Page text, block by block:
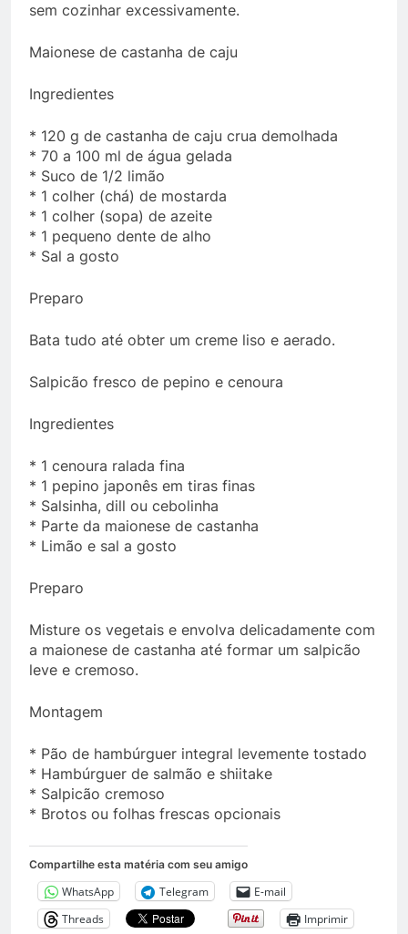
sem cozinhar excessivamente.
Maionese de castanha de caju
Ingredientes
* 120 g de castanha de caju crua demolhada
* 70 a 100 ml de água gelada
* Suco de 1/2 limão
* 1 colher (chá) de mostarda
* 1 colher (sopa) de azeite
* 1 pequeno dente de alho
* Sal a gosto
Preparo
Bata tudo até obter um creme liso e aerado.
Salpicão fresco de pepino e cenoura
Ingredientes
* 1 cenoura ralada fina
* 1 pepino japonês em tiras finas
* Salsinha, dill ou cebolinha
* Parte da maionese de castanha
* Limão e sal a gosto
Preparo
Misture os vegetais e envolva delicadamente com
a maionese de castanha até formar um salpicão
leve e cremoso.
Montagem
* Pão de hambúrguer integral levemente tostado
* Hambúrguer de salmão e shiitake
* Salpicão cremoso
* Brotos ou folhas frescas opcionais
Compartilhe esta matéria com seu amigo
WhatsApp Telegram
E-mail
Threads
Imprimir